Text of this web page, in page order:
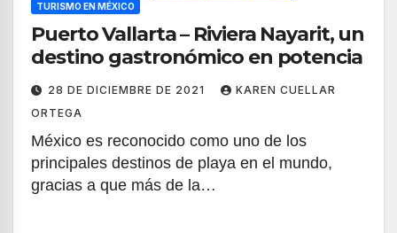
TURISMO EN MÉXICO
Puerto Vallarta – Riviera Nayarit, un
destino gastronómico en potencia
28 DE DICIEMBRE DE 2021
KAREN CUELLAR
ORTEGA
México es reconocido como uno de los
principales destinos de playa en el mundo,
gracias a que más de la…